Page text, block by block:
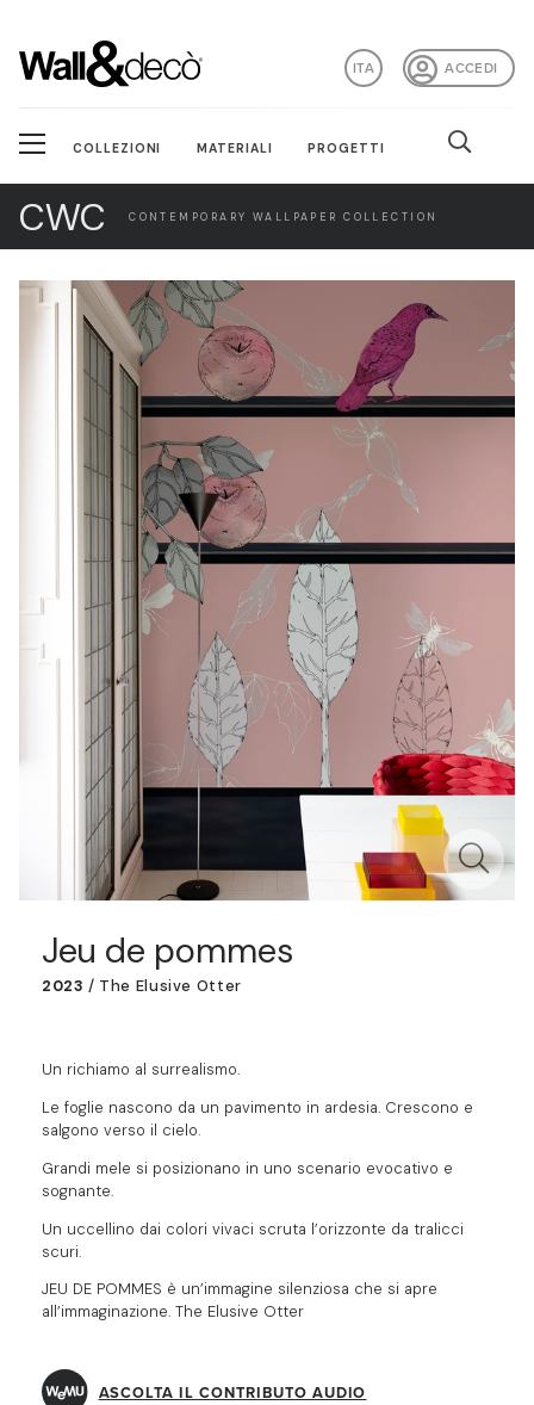
ACCEDI
ITA
COLLEZIONI MATERIALI PROGETTI
CWC CONTEMPORARY WALLPAPER COLLECTION
Jeu de pommes
2023 / The Elusive Otter
Un richiamo al surrealismo.
Le foglie nascono da un pavimento in ardesia. Crescono e
salgono verso il cielo.
Grandi mele si posizionano in uno scenario evocativo e
sognante.
Un uccellino dai colori vivaci scruta l’orizzonte da tralicci
scuri.
JEU DE POMMES è un’immagine silenziosa che si apre
all’immaginazione. The Elusive Otter
ASCOLTA IL CONTRIBUTO AUDIO